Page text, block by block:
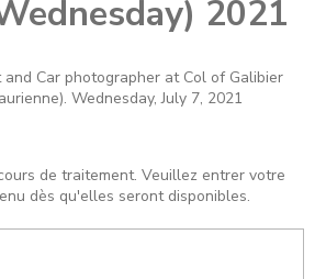
2021
and Car photographer at Col of Galibier
Wednesday, July 7, 2021
de traitement. Veuillez entrer votre
dès qu'elles seront disponibles.